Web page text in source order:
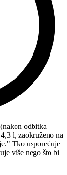
odbitka
l, zaokruženo na
Tko uspoređuje
više nego što bi